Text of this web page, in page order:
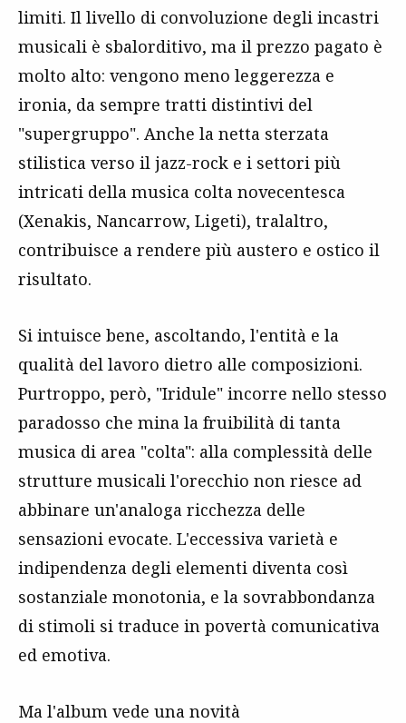
limiti. Il livello di convoluzione degli incastri
musicali è sbalorditivo, ma il prezzo pagato è
molto alto: vengono meno leggerezza e
ironia, da sempre tratti distintivi del
"supergruppo". Anche la netta sterzata
stilistica verso il jazz-rock e i settori più
intricati della musica colta novecentesca
(Xenakis, Nancarrow, Ligeti), tralaltro,
contribuisce a rendere più austero e ostico il
risultato.
Si intuisce bene, ascoltando, l'entità e la
qualità del lavoro dietro alle composizioni.
Purtroppo, però, "Iridule" incorre nello stesso
paradosso che mina la fruibilità di tanta
musica di area "colta": alla complessità delle
strutture musicali l'orecchio non riesce ad
abbinare un'analoga ricchezza delle
sensazioni evocate. L'eccessiva varietà e
indipendenza degli elementi diventa così
sostanziale monotonia, e la sovrabbondanza
di stimoli si traduce in povertà comunicativa
ed emotiva.
Ma l'album vede una novità